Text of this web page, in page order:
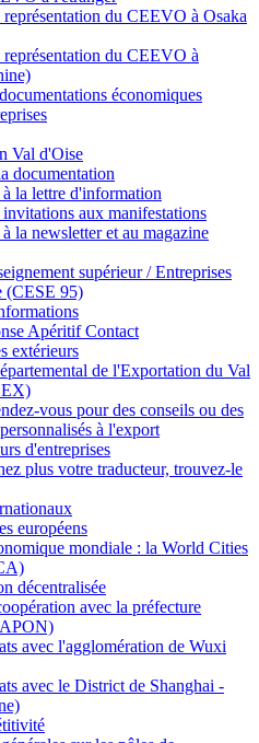
du CEEVO à Osaka
représentation du CEEVO à
économiques
Val d'Oise
documentation
la lettre d'information
aux manifestations
la newsletter et au magazine
supérieur / Entreprises
(CESE 95)
Apéritif Contact
extérieurs
de l'Exportation du Val
vous pour des conseils ou des
à l'export
d'entreprises
plus votre traducteur, trouvez-le
européens
mondiale : la World Cities
décentralisée
avec la préfecture
avec l'agglomération de Wuxi
avec le District de Shanghai -